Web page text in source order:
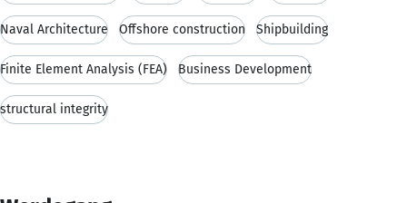
Naval Architecture Offshore construction Shipbuilding
Finite Element Analysis (FEA) Business Development
structural integrity